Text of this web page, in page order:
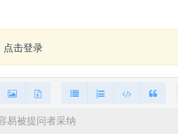
点击登录